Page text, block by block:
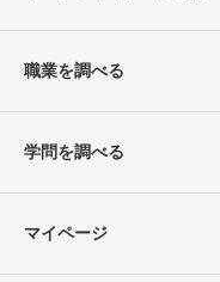
職業を調べる
学問を調べる
マイページ